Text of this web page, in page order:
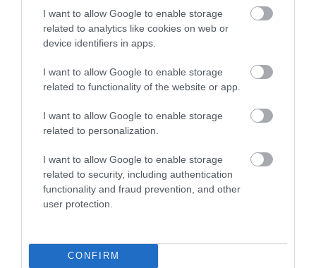
I want to allow Google to enable storage
related to analytics like cookies on web or
device identifiers in apps.
I want to allow Google to enable storage
related to functionality of the website or app.
I want to allow Google to enable storage
related to personalization.
I want to allow Google to enable storage
related to security, including authentication
functionality and fraud prevention, and other
user protection.
CONFIRM